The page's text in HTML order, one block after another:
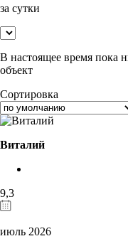
за сутки
В настоящее время пока
объект
Сортировка
Виталий
9,3
июль 2026